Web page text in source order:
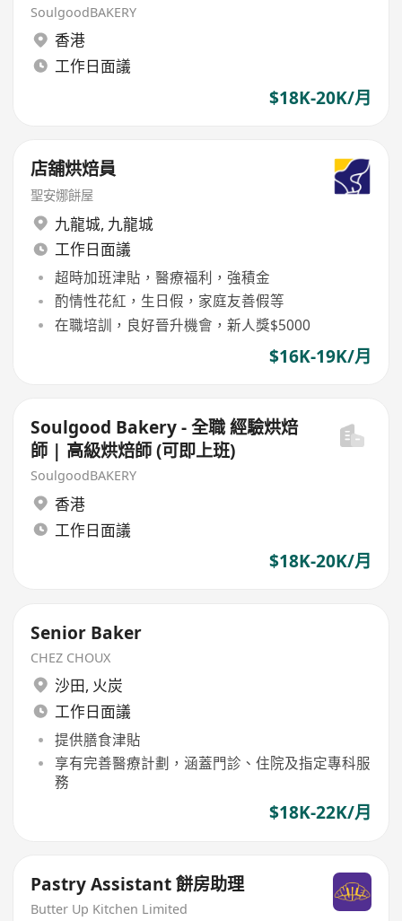
SoulgoodBAKERY
香港
工作日面議
$18K-20K/月
店舖烘焙員
聖安娜餅屋
九龍城, 九龍城
工作日面議
超時加班津貼，醫療福利，強積金
酌情性花紅，生日假，家庭友善假等
在職培訓，良好晉升機會，新人獎$5000
$16K-19K/月
Soulgood Bakery - 全職 經驗烘焙
師 | 高級烘焙師 (可即上班)
SoulgoodBAKERY
香港
工作日面議
$18K-20K/月
Senior Baker
CHEZ CHOUX
沙田, 火炭
工作日面議
提供膳食津貼
享有完善醫療計劃，涵蓋門診、住院及指定專科服
務
$18K-22K/月
Pastry Assistant 餅房助理
Butter Up Kitchen Limited